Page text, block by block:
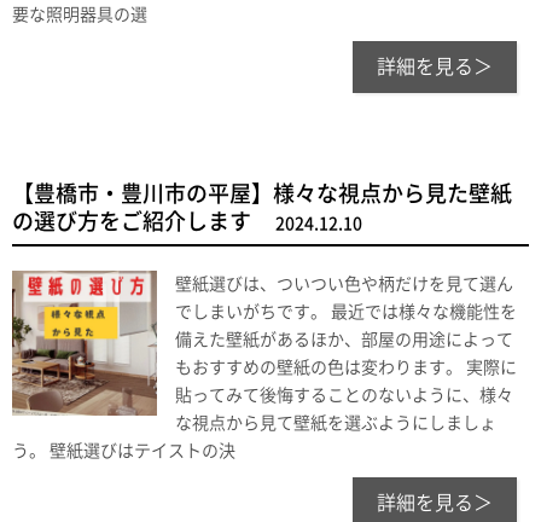
要な照明器具の選
詳細を見る＞
【豊橋市・豊川市の平屋】様々な視点から見た壁紙
の選び方をご紹介します
2024.12.10
壁紙選びは、ついつい色や柄だけを見て選ん
でしまいがちです。 最近では様々な機能性を
備えた壁紙があるほか、部屋の用途によって
もおすすめの壁紙の色は変わります。 実際に
貼ってみて後悔することのないように、様々
な視点から見て壁紙を選ぶようにしましょ
う。 壁紙選びはテイストの決
詳細を見る＞